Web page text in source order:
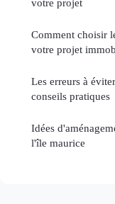
votre projet
Comment choisir
votre projet
Les erreurs à
conseils pratiques
Idées
l'île maurice